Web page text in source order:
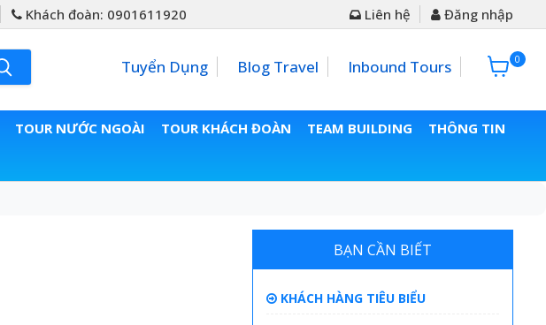
Khách đoàn: 0901611920 Liên hệ Đăng nhập
Tuyển Dụng Blog Travel Inbound Tours 0 0đ
TOUR NƯỚC NGOÀI TOUR KHÁCH ĐOÀN TEAM BUILDING
THÔNG TIN
BẠN CẦN BIẾT
KHÁCH HÀNG TIÊU BIỂU